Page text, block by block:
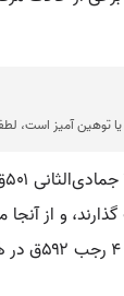
توهین آمیز است،
و از